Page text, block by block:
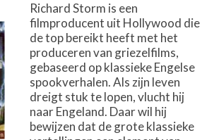
Richard Storm is een
filmproducent uit Hollywood die
de top bereikt heeft met het
produceren van griezelfilms,
gebaseerd op klassieke Engelse
spookverhalen. Als zijn leven
dreigt stuk te lopen, vlucht hij
naar Engeland. Daar wil hij
bewijzen dat de grote klassieke